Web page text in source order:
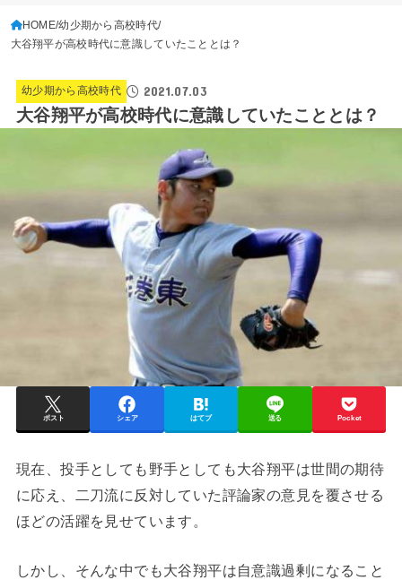
HOME 幼少期から高校時代
大谷翔平が高校時代に意識していたこととは？
幼少期から高校時代 2021.07.03
大谷翔平が高校時代に意識していたこととは？
ポスト シェア はてブ 送る Pocket
現在、投手としても野手としても大谷翔平は世間の期待
に応え、二刀流に反対していた評論家の意見を覆させる
ほどの活躍を見せています。
しかし、そんな中でも大谷翔平は自意識過剰になること